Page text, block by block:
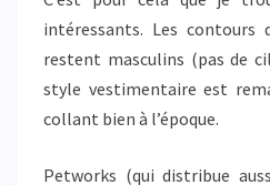
intéressants. Les contours
restent masculins (pas de
style vestimentaire est
collant bien à l’époque.
Petworks (qui distribue